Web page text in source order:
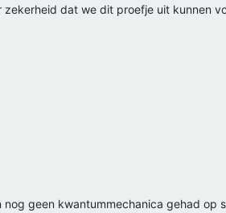
dat we dit proefje uit kunnen
geen kwantummechanica gehad